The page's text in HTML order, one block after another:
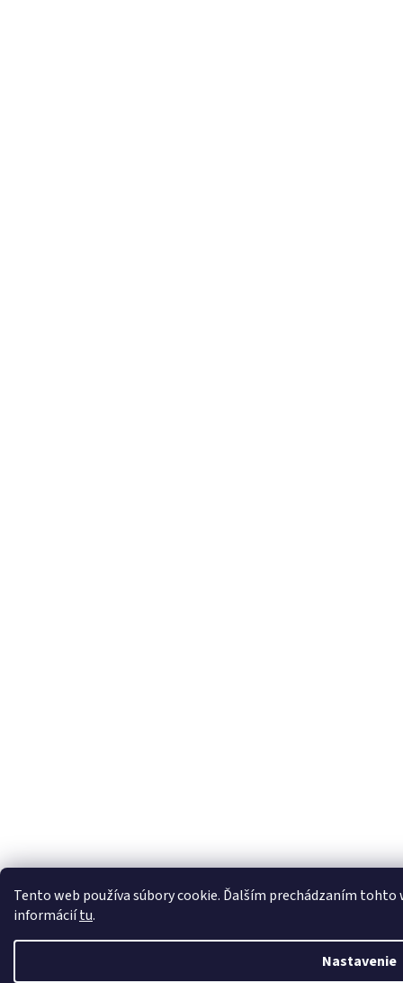
Tento web používa súbory cookie. Ďalším prechádzaním tohto
informáciítu.
Nastavenie